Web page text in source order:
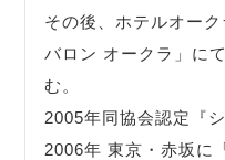
その後、ホテルオー
バロン オークラ」に
む。
2005年同協会認定『
2006年 東京・赤坂に